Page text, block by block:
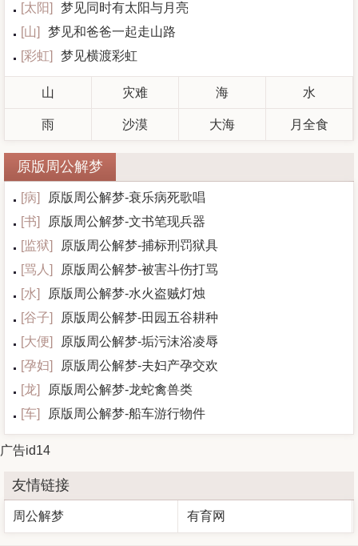
[太阳]
梦见同时有太阳与月亮
[山]
梦见和爸爸一起走山路
[彩虹] 梦见横渡彩虹
山 灾难 海 水
雨 沙漠 大海 月全食
原版周公解梦
[病]
原版周公解梦-衰乐病死歌唱
[书]
原版周公解梦-文书笔现兵器
[监狱]
原版周公解梦-捕标刑罚狱具
[骂人 ]
原版周公解梦-被害斗伤打骂
[水]
原版周公解梦-水火盗贼灯烛
[谷子]
原版周公解梦-田园五谷耕种
[大便]
原版周公解梦-垢污沫浴凌辱
[孕妇]
原版周公解梦-夫妇产孕交欢
[龙]
原版周公解梦-龙蛇禽兽类
[车] 原版周公解梦-船车游行物件
广告id14
友情链接
周公解梦 有育网